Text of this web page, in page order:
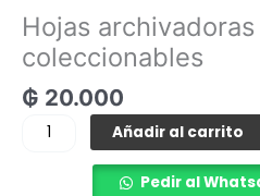
Hojas
coleccionables
₲ 20.000
Añadir al carrito
Pedir al